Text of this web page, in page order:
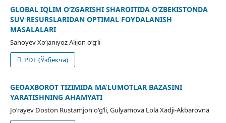
GLOBAL IQLIM O‘ZGARISHI SHAROITIDA O‘ZBEKISTONDA
SUV RESURSLARIDAN OPTIMAL FOYDALANISH
MASALALARI
Sanoyev Xo‘janiyoz Alijon o‘g‘li
PDF (Ўзбекча)
GEOAXBOROT TIZIMIDA MA’LUMOTLAR BAZASINI
YARATISHNING AHAMYATI
Jo‘rayev Doston Rustamjon o‘g‘li, Gulyamova Lola Xadji-Akbarovna